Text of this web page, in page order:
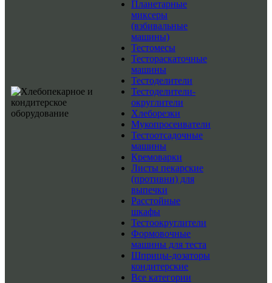
Планетарные
миксеры
(взбивальные
машины)
Тестомесы
Тестораскаточные
машины
Тестоделители
Тестоделители-
округлители
Хлеборезки
Мукопросеиватели
Тестоотсадочные
машины
Кремоварки
Листы пекарские
(противни) для
выпечки
Расстойные
шкафы
Тестоокруглители
Формовочные
машины для теста
Шприцы-дозаторы
кондитерские
Все категории